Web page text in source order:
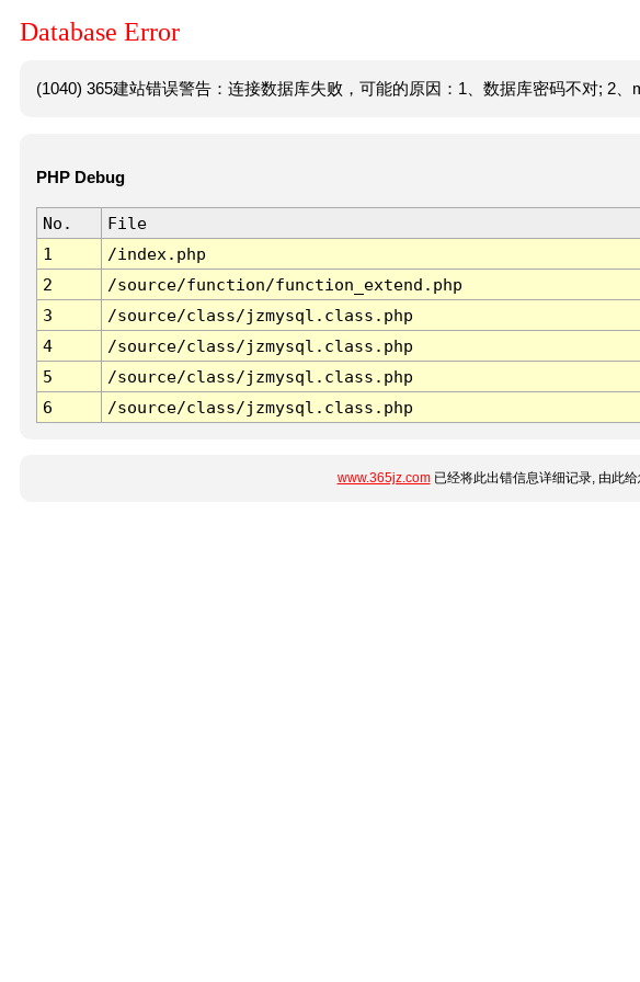
Database Error
(1040) 365建站错误警告：连接数据库失败，可能的原因：1、数据库密码不对; 2、
PHP Debug
No. File
1
/index.php
2
/source/function/function_extend.php
3
/source/class/jzmysql.class.php
4
/source/class/jzmysql.class.php
5
/source/class/jzmysql.class.php
6
/source/class/jzmysql.class.php
www.365jz.com已经将此出错信息详细记录, 由此